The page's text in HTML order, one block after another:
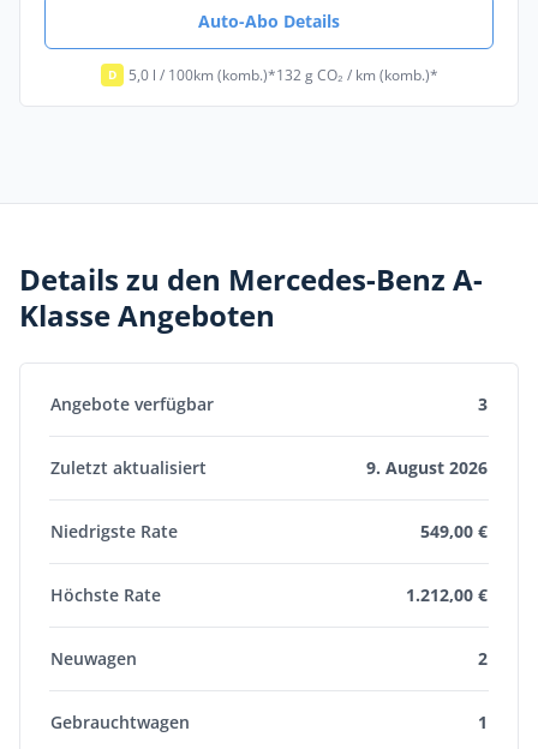
Auto-Abo Details
D 5,0 l / 100km (komb.)*132 g CO₂ / km (komb.)*
Details zu den Mercedes-Benz A-
Klasse Angeboten
Angebote verfügbar 3
Zuletzt aktualisiert 9. August 2026
Niedrigste Rate 549,00 €
Höchste Rate 1.212,00 €
Neuwagen 2
Gebrauchtwagen 1